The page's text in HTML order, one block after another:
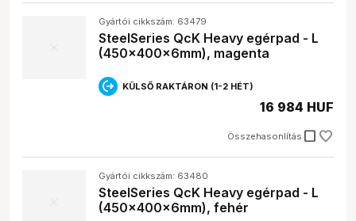
Gyártói cikkszám: 63479
SteelSeries QcK Heavy egérpad - L
(450x400x6mm), magenta
KÜLSŐ RAKTÁRON (1-2 HÉT)
Összehasonlítás check_box_outline_blank
16 984 HUF
Gyártói cikkszám: 63480
SteelSeries QcK Heavy egérpad - L
(450x400x6mm), fehér